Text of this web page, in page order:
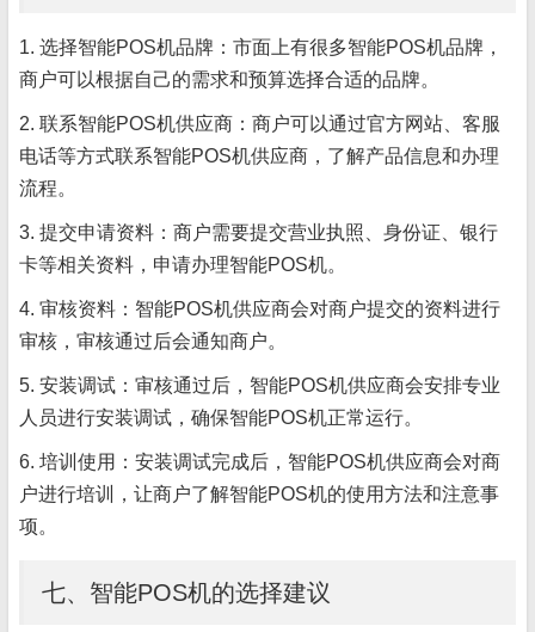
1. 选择智能POS机品牌：市面上有很多智能POS机品牌，
商户可以根据自己的需求和预算选择合适的品牌。
2. 联系智能POS机供应商：商户可以通过官方网站、客服
电话等方式联系智能POS机供应商，了解产品信息和办理
流程。
3. 提交申请资料：商户需要提交营业执照、身份证、银行
卡等相关资料，申请办理智能POS机。
4. 审核资料：智能POS机供应商会对商户提交的资料进行
审核，审核通过后会通知商户。
5. 安装调试：审核通过后，智能POS机供应商会安排专业
人员进行安装调试，确保智能POS机正常运行。
6. 培训使用：安装调试完成后，智能POS机供应商会对商
户进行培训，让商户了解智能POS机的使用方法和注意事
项。
七、智能POS机的选择建议